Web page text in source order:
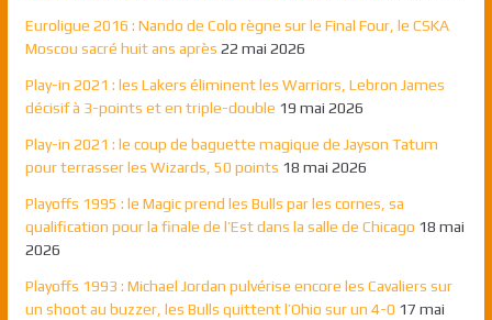
Euroligue 2016 : Nando de Colo règne sur le Final Four, le CSKA
Moscou sacré huit ans après 22 mai 2026
Play-in 2021 : les Lakers éliminent les Warriors, Lebron James
décisif à 3-points et en triple-double 19 mai 2026
Play-in 2021 : le coup de baguette magique de Jayson Tatum
pour terrasser les Wizards, 50 points 18 mai 2026
Playoffs 1995 : le Magic prend les Bulls par les cornes, sa
qualification pour la finale de l’Est dans la salle de Chicago 18 mai
2026
Playoffs 1993 : Michael Jordan pulvérise encore les Cavaliers sur
un shoot au buzzer, les Bulls quittent l’Ohio sur un 4-0 17 mai